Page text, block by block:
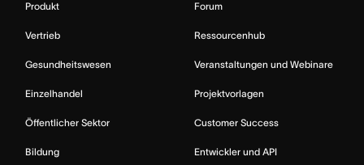
Produkt
Vertrieb
Gesundheitswesen
Einzelhandel
Öffentlicher Sektor
Bildung
Forum
Ressourcenhub
Veranstaltungen und Webinare
Projektvorlagen
Customer Success
Entwickler und API